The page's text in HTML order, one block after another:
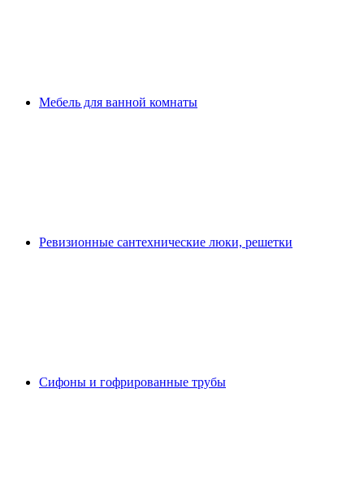
Мебель для ванной комнаты
Ревизионные сантехнические люки, решетки
Сифоны и гофрированные трубы